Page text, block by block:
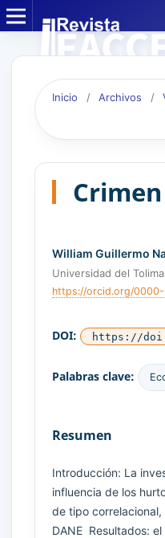
Inicio / Archivos /
William Guillermo
Universidad del Tolima
https://orcid.org/
DOI: https://
Palabras clave:
Resumen
Introducción: La
influencia de los
de tipo
DANE Resultados: